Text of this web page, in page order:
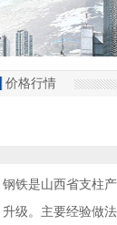
价格行情
钢铁是山西省支柱
升级。主要经验做法